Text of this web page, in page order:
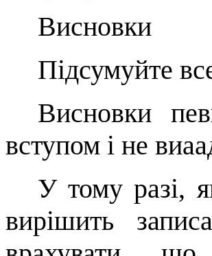
Висновки
Підсумуйте
Висновки
вступом і не
У тому разі,
вирішить